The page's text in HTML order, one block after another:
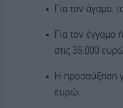
Για τον άγαμο,
Για τον
στις 35.000
Η προσαύξηση
ευρώ.